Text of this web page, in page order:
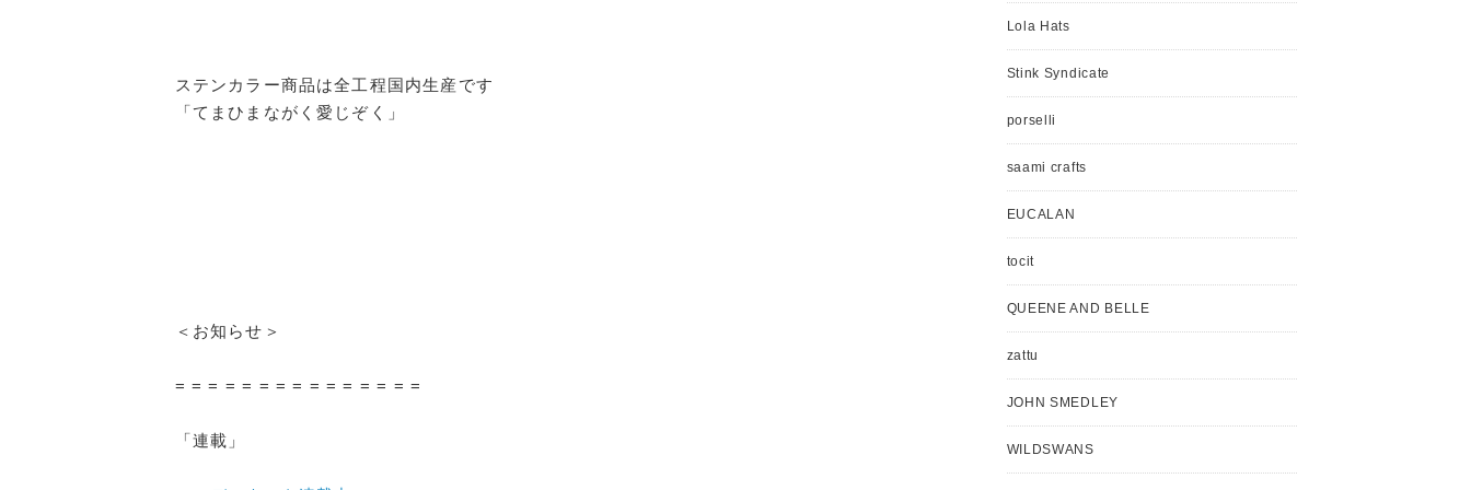
ステンカラー商品は全工程国内生産です
「てまひまながく愛じぞく」
＜お知らせ＞
= = = = = = = = = = = = = = =
「連載」
Lola Hats
Stink Syndicate
porselli
saami crafts
EUCALAN
tocit
QUEENE AND BELLE
zattu
JOHN SMEDLEY
WILDSWANS